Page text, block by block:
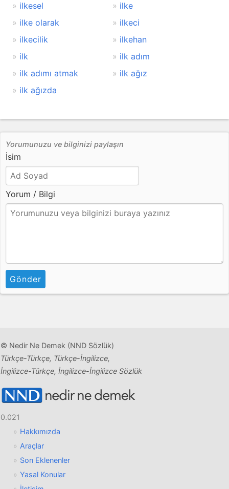
ilkesel
ilke
ilke olarak
ilkeci
ilkecilik
ilkehan
ilk
ilk adım
ilk adımı atmak
ilk ağız
ilk ağızda
Yorumunuzu ve bilginizi paylaşın
İsim
Yorum / Bilgi
Gönder
© Nedir Ne Demek (NND Sözlük)
Türkçe-Türkçe, Türkçe-İngilizce,
İngilizce-Türkçe, İngilizce-İngilizce Sözlük
0.021
Hakkımızda
Araçlar
Son Eklenenler
Yasal Konular